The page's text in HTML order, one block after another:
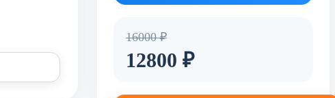
16000 ₽
12800 ₽